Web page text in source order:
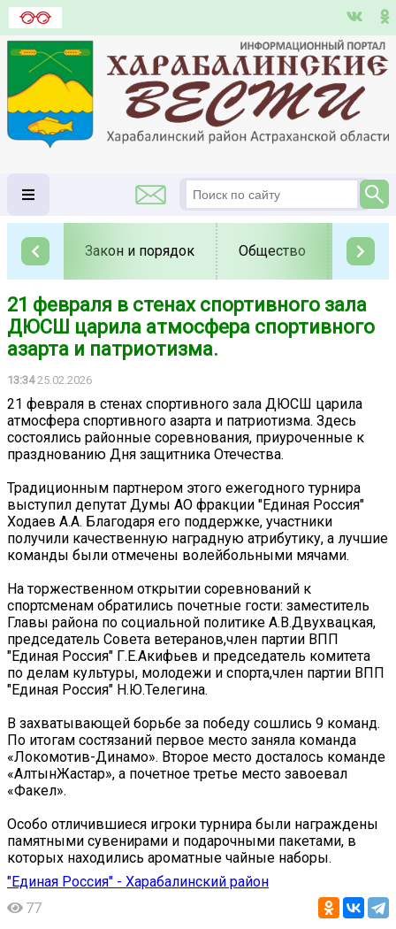
Закон и порядок Общество
21 февраля в стенах спортивного зала
ДЮСШ царила атмосфера спортивного
азарта и патриотизма.
13:3425.02.2026
21 февраля в стенах спортивного зала ДЮСШ царила
атмосфера спортивного азарта и патриотизма. Здесь
состоялись районные соревнования, приуроченные к
празднованию Дня защитника Отечества.
Традиционным партнером этого ежегодного турнира
выступил депутат Думы АО фракции "Единая Россия"
Ходаев А.А. Благодаря его поддержке, участники
получили качественную наградную атрибутику, а лучшие
команды были отмечены волейбольными мячами.
На торжественном открытии соревнований к
спортсменам обратились почетные гости: заместитель
Главы района по социальной политике А.В.Двухвацкая,
председатель Совета ветеранов,член партии ВПП
"Единая Россия" Г.Е.Акифьев и председатель комитета
по делам культуры, молодежи и спорта,член партии ВПП
"Единая Россия" Н.Ю.Телегина.
В захватывающей борьбе за победу сошлись 9 команд.
По итогам состязаний первое место заняла команда
«Локомотив-Динамо». Второе место досталось команде
«АлтынЖастар», а почетное третье место завоевал
«Факел».
Особо отличившиеся игроки турнира были награждены
памятными сувенирами и подарочными пакетами, в
которых находились ароматные чайные наборы.
"Единая Россия" - Харабалинский район
77